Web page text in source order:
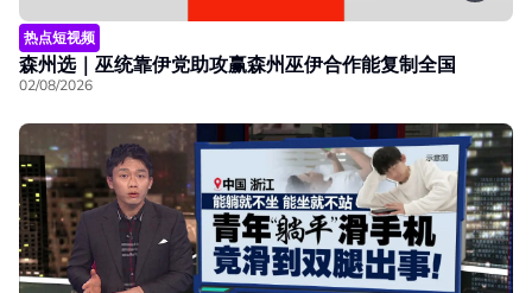
热点短视频
森州选｜巫统靠伊党助攻赢森州巫伊合作能复制全国
02/08/2026